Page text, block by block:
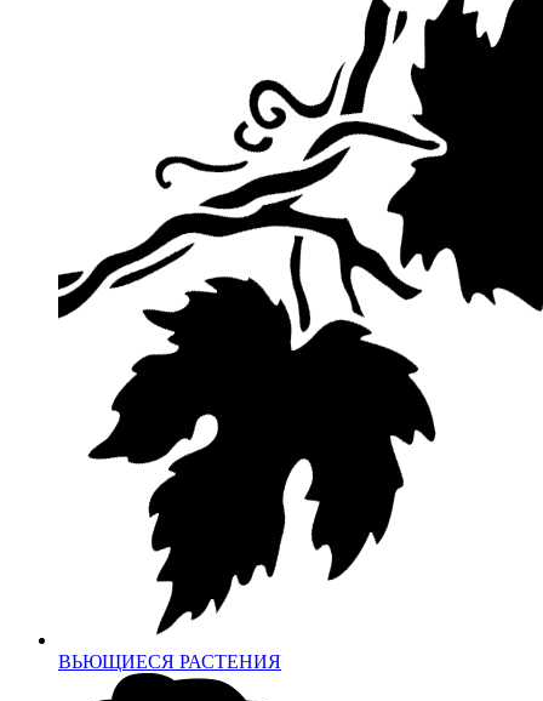
ВЬЮЩИЕСЯ РАСТЕНИЯ